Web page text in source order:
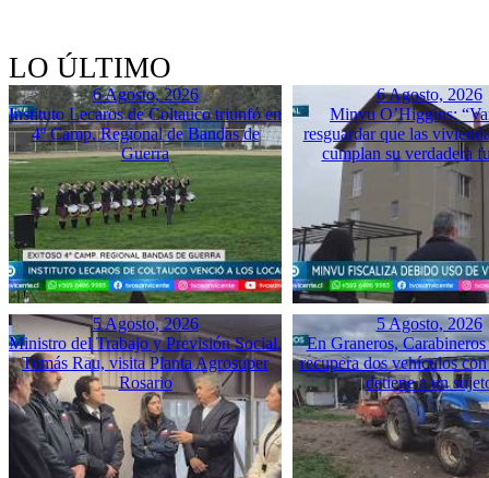
LO ÚLTIMO
6 Agosto, 2026
Instituto Lecaros de Coltauco triunfó en
4º Camp. Regional de Bandas de
Guerra
6 Agosto, 2026
Minvu O’Higgins:
resguardar que las
cumplan su verdadera
5 Agosto, 2026
Ministro del Trabajo y Previsión Social,
Tomás Rau, visita Planta Agrosuper
Rosario
5 Agosto, 2026
En Graneros,
recupera dos vehículos
detiene a un